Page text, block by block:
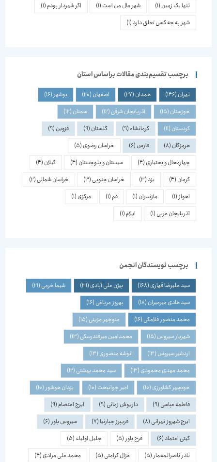
تنها یک زمین(1) شهر مال من است(1) اگر شهردار بودم(1)
شهر به چه کسی تعلق دارد(1)
برچسب تقسیم‌بندی مقالات براساس استان
تهران(146) همدان(27) اصفهان(20) بوشهر(16)
خوزستان(15) آذربایجان شرقی(12) سمنان(12)
کردستان(11) کرمانشاه(9) گلستان(9) قزوین(9)
هرمزگان(8) فارس(6) خراسان رضوی(5)
چهارمحال و بختیاری(4) سیستان و بلوچستان(4) گیلان(4)
کرمان(4)
(3) خراسان جنوبی(3) خراسان شمالی(2)
اهواز(1) مازندران(1)
(1) مرکزی(1)
آذربایجان غربی(1) ایلام(1)
برچسب نویسندگان انجمن
سید علیرضا قهاری(168) بیژن علی آبادی(31) شیما خرمی(21)
سید هادی میرمیران(18) بهروز مرباغی(16)
محمد منصور فلامکی(16) منوچهر مزینی(15)
شهریار سیروس(15) محمدامین میرفندرسکی(13)
اردشیر سیروس(13) انوشه منصوری(13)
محمد مهدی محمودی(13) سید محمد بهشتی(12)
خوبچهر کشاورزی(10) امیر جوانبخت(10) یزدان هوشور(10)
فاطمه عباسی(9) داریوش زمانی(9) ایرج اعتصام(9)
ایرج شهروز تهرانی(8) فریبرز جبارنیا(7) سیروس باور (6)
گیتی اعتماد(6) فرخ باور (5) جلیل اولیاء(5)
نادر ناصرالمعمار(5) غزال کرامتی(5) محمد علی مرادی(4)